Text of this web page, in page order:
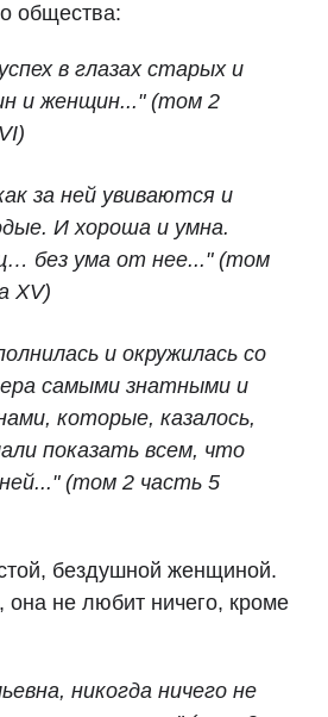
общества:
в глазах старых и
и женщин..." (том 2
за ней увиваются и
И хороша и умна.
без ума от нее..." (том
XV)
и окружилась со
самыми знатными и
которые, казалось,
показать всем, что
(том 2 часть 5
бездушной женщиной.
не любит ничего, кроме
никогда ничего не